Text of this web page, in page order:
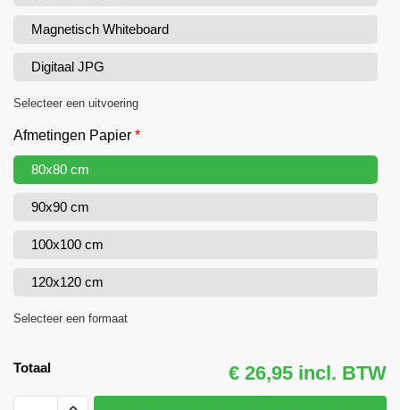
Magnetisch Whiteboard
Digitaal JPG
Selecteer een uitvoering
Afmetingen Papier *
80x80 cm
90x90 cm
100x100 cm
120x120 cm
Selecteer een formaat
Totaal € 26,95 incl. BTW